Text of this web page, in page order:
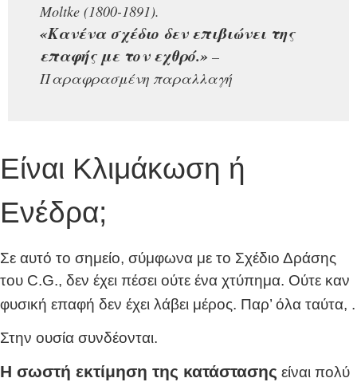
Moltke (1800-1891).
«Κανένα σχέδιο δεν επιβιώνει της
επαφής με τον εχθρό.» –
Παραφρασμένη παραλλαγή
Είναι Κλιμάκωση ή
Ενέδρα;
Σε αυτό το σημείο, σύμφωνα με το Σχέδιο Δράσης
του C.G., δεν έχει πέσει ούτε ένα χτύπημα. Ούτε καν
φυσική επαφή δεν έχει λάβει μέρος. Παρ’ όλα ταύτα, .
Στην ουσία συνδέονται.
Η σωστή εκτίμηση της κατάστασης είναι πολύ